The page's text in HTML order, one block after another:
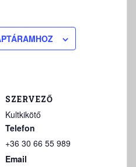
SZERVEZŐ
Kultkikötő
Telefon
+36 30 66 55 989
Email